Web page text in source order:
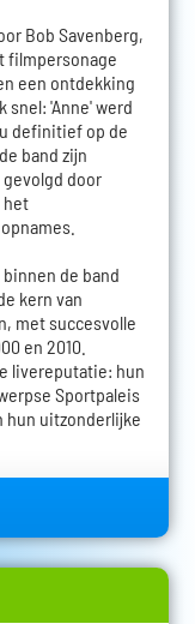
Bob Savenberg,
filmpersonage
een ontdekking
snel: 'Anne' werd
definitief op de
band zijn
door
het
de band
kern van
met succesvolle
en 2010.
livereputatie: hun
Sportpaleis
uitzonderlijke